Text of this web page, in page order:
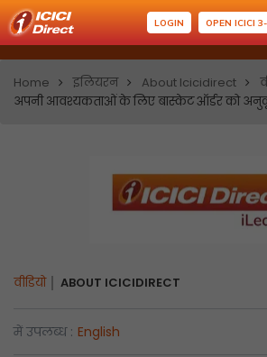
LOGIN OPEN ICICI
Home इलियरन About Icicidirect
अपनी आवश्यकताओं के लिए बास्केट ऑर्डर को
वीडियो ABOUT ICICIDIRECT
में उपलब्ध : English